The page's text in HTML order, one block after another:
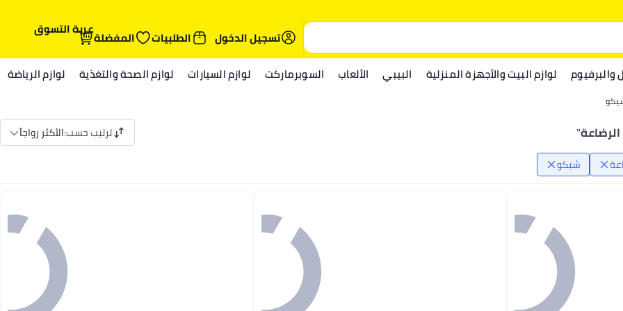
تسجيل الدخول
الطلبيات المفضلةعربة التسوق
والبرفيوم لوازم البيت والأجهزة المنزلية البيبي الألعاب السوبرماركت لوازم السيارات لوازم الصحة والتغذية لوازم الرياضة
" ترتيب حسب:الأكثر رواجاً
شيكو